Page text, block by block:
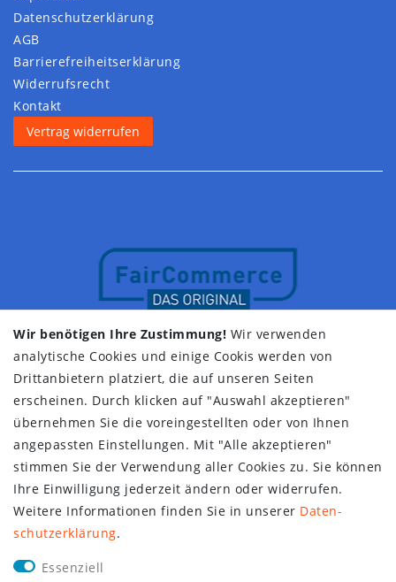
Daten­schutz­erklärung
AGB
Barrierefreiheitserklärung
Widerrufs­recht
Kontakt
Vertrag widerrufen
Wir benötigen Ihre Zustimmung! Wir verwenden
analytische Cookies und einige Cookis werden von
Drittanbietern platziert, die auf unseren Seiten
erscheinen. Durch klicken auf "Auswahl akzeptieren"
übernehmen Sie die voreingestellten oder von Ihnen
angepassten Einstellungen. Mit "Alle akzeptieren"
stimmen Sie der Verwendung aller Cookies zu. Sie können
Ihre Einwilligung jederzeit ändern oder widerrufen.
Weitere Informationen finden Sie in unserer Daten­
schutz­erklärung.
Essenziell